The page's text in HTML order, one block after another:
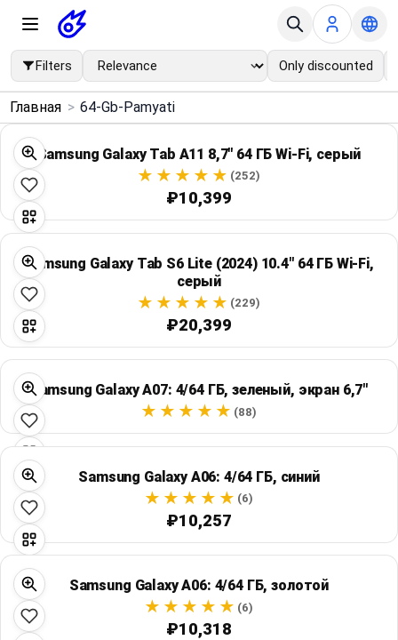
Filters Only discounted
Menu ×
Home
Search
Price Drops
Categories
Brands
Global Price Tracker
Blog
Compare
Plans & Pricing
Log in
Главная > 64-Gb-Pamyati
Samsung Galaxy Tab A11 8,7" 64 ГБ Wi‑Fi, серый
(252)
₽10,399
Samsung Galaxy Tab S6 Lite (2024) 10.4" 64 ГБ Wi‑Fi,
серый
(229)
₽20,399
Samsung Galaxy A07: 4/64 ГБ, зеленый, экран 6,7"
(88)
Samsung Galaxy A06: 4/64 ГБ, синий
(6)
₽10,257
Samsung Galaxy A06: 4/64 ГБ, золотой
(6)
₽10,318